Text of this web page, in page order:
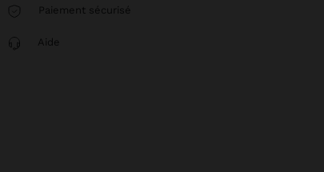
Paiement sécurisé
Aide